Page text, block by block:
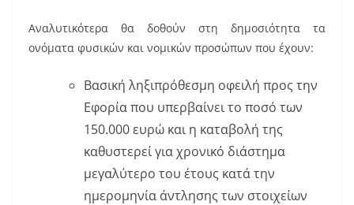
Αναλυτικότερα θα δοθούν στη δημοσιότητα τα
ονόματα φυσικών και νομικών προσώπων που έχουν:
Βασική ληξιπρόθεσμη οφειλή προς την
Εφορία που υπερβαίνει το ποσό των
150.000 ευρώ και η καταβολή της
καθυστερεί για χρονικό διάστημα
μεγαλύτερο του έτους κατά την
ημερομηνία άντλησης των στοιχείων